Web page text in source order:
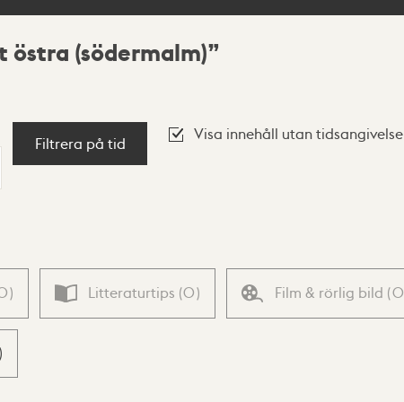
östra (södermalm)
Filtrera på tid
Visa innehåll utan tidsangivelse
) Litteraturtips (0) Film & rörlig bild (0
)